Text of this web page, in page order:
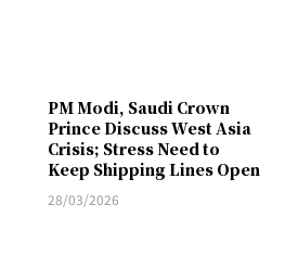
PM Modi, Saudi Crown
Prince Discuss West Asia
Crisis; Stress Need to
Keep Shipping Lines Open
28/03/2026